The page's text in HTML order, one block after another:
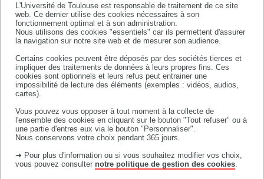
L'Université de Toulouse est responsable de traitement de ce site
web. Ce dernier utilise des cookies nécessaires à son
fonctionnement optimal et à son administration.
Nous utilisons des cookies "essentiels" car ils permettent d'assurer
la navigation sur notre site web et de mesurer son audience.
Certains cookies peuvent être déposés par des sociétés tierces et
impliquer des traitements de données à leurs propres fins. Ces
cookies sont optionnels et leurs refus peut entrainer une
impossibilité de lecture des éléments (exemples : vidéos, audios,
cartes).
Vous pouvez vous opposer à tout moment à la collecte de
l'ensemble des cookies en cliquant sur le bouton "Tout refuser" ou à
une partie d'entres eux via le bouton "Personnaliser".
Nous conservons votre choix pendant 365 jours.
➜ Pour plus d'information ou si vous souhaitez modifier vos choix,
vous pouvez consulter notre politique de gestion des cookies
Candidature en BUT
Pour candidater, rendez-vous sur
Parcoursup entre janvier et mars.
CANDIDATER SUR PARCOURSUP